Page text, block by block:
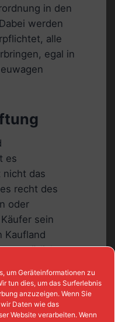
um Geräteinformationen zu
tun dies, um das Surferlebnis
anzuzeigen. Wenn Sie
Daten wie das
Website verarbeiten. Wenn
in den
werden
alle
egal in
es
nicht das
recht des
oder
sein
Kaufland
natürlich
Problem
wird in
die Kulanz